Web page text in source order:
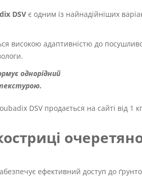
DSV є одним із найнадійніших
високою адаптивністю до
однорідний
DSV продається на сайті від 1
ефективний доступ до